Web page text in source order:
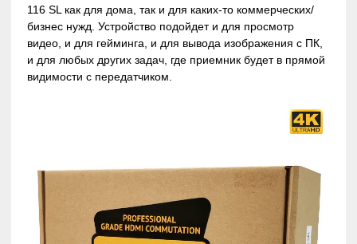
116 SL как для дома, так и для каких-то коммерческих/
бизнес нужд. Устройство подойдет и для просмотр
видео, и для гейминга, и для вывода изображения с ПК,
и для любых других задач, где приемник будет в прямой
видимости с передатчиком.